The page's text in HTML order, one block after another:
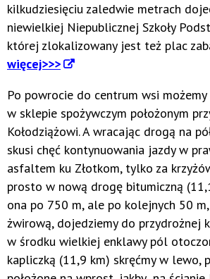
kilkudziesięciu zaledwie metrach
niewielkiej Niepublicznej Szkoły
której zlokalizowany jest też plac
więcej>>>
Po powrocie do centrum wsi
w sklepie spożywczym położonym
Kołodziążowi. A wracając drogą na
skusi chęć kontynuowania jazdy w
asfaltem ku Złotkom, tylko za
prosto w nową drogę bitumiczną
ona po 750 m, ale po kolejnych 50
żwirową, dojedziemy do przydrożnej
w środku wielkiej enklawy pól
kapliczką (11,9 km) skręćmy w lewo,